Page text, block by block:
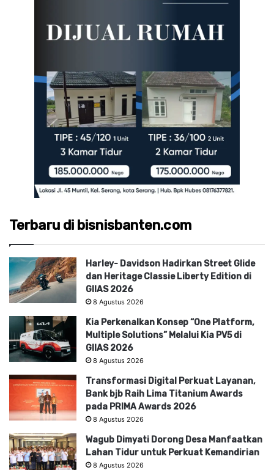
Terbaru di bisnisbanten.com
Harley- Davidson Hadirkan Street Glide
dan Heritage Classie Liberty Edition di
GIIAS 2026
8 Agustus 2026
Kia Perkenalkan Konsep “One Platform,
Multiple Solutions” Melalui Kia PV5 di
GIIAS 2026
8 Agustus 2026
Transformasi Digital Perkuat Layanan,
Bank bjb Raih Lima Titanium Awards
pada PRIMA Awards 2026
8 Agustus 2026
Wagub Dimyati Dorong Desa Manfaatkan
Lahan Tidur untuk Perkuat Kemandirian
8 Agustus 2026